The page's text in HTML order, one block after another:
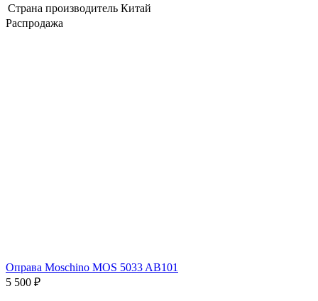
Страна производитель Китай
Распродажа
Оправа Moschino MOS 5033 AB101
5 500 ₽